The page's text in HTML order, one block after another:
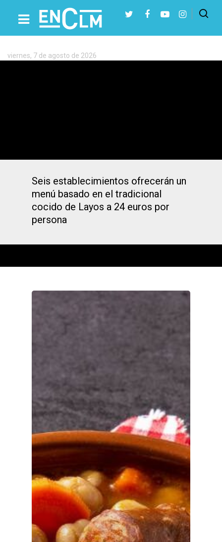
Etiqueta:
Layos
Presiona Intro para buscar o ESC para cerrar
viernes, 7 de agosto de 2026
Seis establecimientos ofrecerán un
menú basado en el tradicional
cocido de Layos a 24 euros por
persona